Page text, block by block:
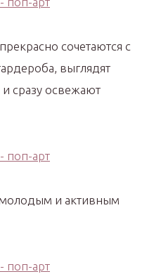
сочетаются с
выглядят
сразу освежают
и активным